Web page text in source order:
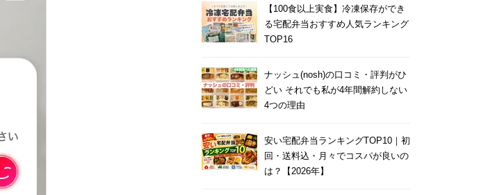
【100食以上実食】冷凍保存ができ
る宅配弁当おすすめ人気ランキング
TOP16
ナッシュ(nosh)の口コミ・評判がひ
どい それでも私が4年間解約しない
4つの理由
安い宅配弁当ランキングTOP10｜初
回・送料込・月々でコスパが良いの
は？【2026年】